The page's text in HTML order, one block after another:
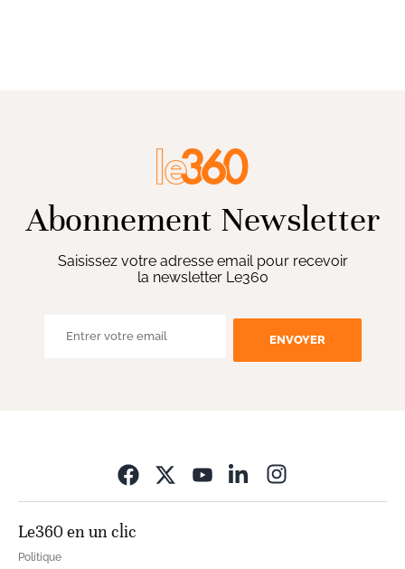
Abonnement Newsletter
Saisissez votre adresse email pour recevoir
la newsletter Le360
ENVOYER
Le360 en un clic
Politique